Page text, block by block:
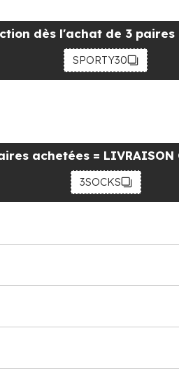
dès l'achat de 3 paires
SPORTY30
achetées = LIVRAISON
3SOCKS